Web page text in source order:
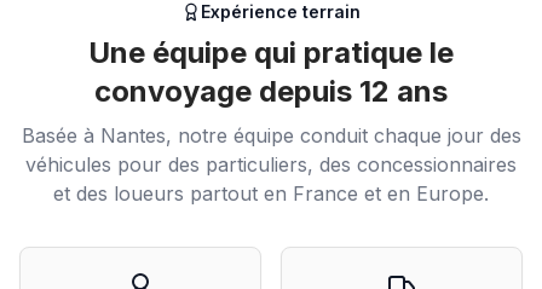
Expérience terrain
Une équipe qui pratique le
convoyage depuis 12 ans
Basée à Nantes, notre équipe conduit chaque jour des
véhicules pour des particuliers, des concessionnaires
et des loueurs partout en France et en Europe.